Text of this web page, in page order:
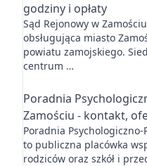
godziny i opłaty
Sąd Rejonowy w
obsługująca miasto
powiatu zamojskiego.
centrum …
Poradnia
Zamościu - kontakt,
Poradnia
to publiczna placówka
rodziców oraz szkół i